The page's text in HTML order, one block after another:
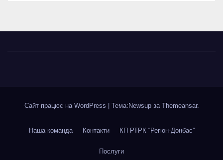
Сайт працює на WordPress Тема:Newsup за Themeansar.
Наша команда Контакти КП РТРК “Регіон-Донбас”
Послуги